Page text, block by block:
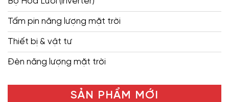
Tấm pin năng lượng mặt trời
Thiết bị & vật tư
Đèn năng lượng mặt trời
SẢN PHẨM MỚI